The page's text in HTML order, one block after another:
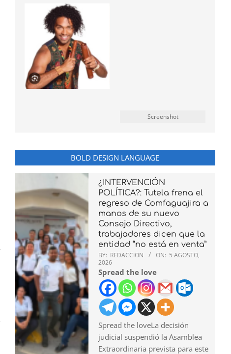
Screenshot
BOLD DESIGN LANGUAGE
¿INTERVENCIÓN
POLÍTICA?: Tutela frena el
regreso de Comfaguajira a
manos de su nuevo
Consejo Directivo,
trabajadores dicen que la
entidad “no está en venta”
BY: REDACCION ON: 5 AGOSTO,
2026
Spread the love
Spread the loveLa decisión
judicial suspendió la Asamblea
Extraordinaria prevista para este